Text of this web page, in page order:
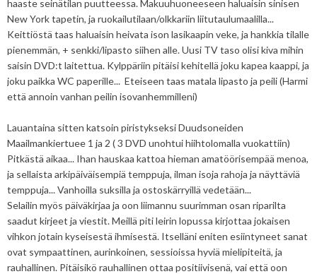
haaste seinätilan puutteessa. Makuuhuoneeseen haluaisin sinisen
New York tapetin, ja ruokailutilaan/olkkariin liitutaulumaalilla...
Keittiöstä taas haluaisin heivata ison lasikaapin veke, ja hankkia tilalle
pienemmän, + senkki/lipasto siihen alle. Uusi TV taso olisi kiva mihin
saisin DVD:t laitettua. Kylppäriin pitäisi kehitellä joku kapea kaappi, ja
joku paikka WC paperille... Eteiseen taas matala lipasto ja peili (Harmi
että annoin vanhan peilin isovanhemmilleni)
Lauantaina sitten katsoin piristykseksi Duudsoneiden
Maailmankiertuee 1 ja 2 ( 3 DVD unohtui hiihtolomalla vuokattiin)
Pitkästä aikaa... Ihan hauskaa kattoa hieman amatöörisempää menoa,
ja sellaista arkipäiväisempiä temppuja, ilman isoja rahoja ja näyttäviä
temppuja... Vanhoilla suksilla ja ostoskärryillä vedetään...
Selailin myös päiväkirjaa ja oon liimannu suurimman osan riparilta
saadut kirjeet ja viestit. Meillä piti leirin lopussa kirjottaa jokaisen
vihkon jotain kyseisestä ihmisestä. Itselläni eniten esiintyneet sanat
ovat sympaattinen, aurinkoinen, sessioissa hyviä mielipiteitä, ja
rauhallinen. Pitäisikö rauhallinen ottaa positiivisenä, vai että oon